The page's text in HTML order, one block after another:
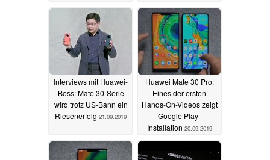
Interviews mit Huawei-
Boss: Mate 30-Serie
wird trotz US-Bann ein
Riesenerfolg 21.09.2019
Huawei Mate 30 Pro:
Eines der ersten
Hands-On-Videos zeigt
Google Play-
Installation 20.09.2019